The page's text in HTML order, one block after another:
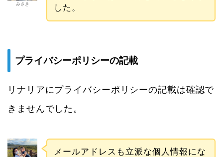
みさき
した。
プライバシーポリシーの記載
リナリアにプライバシーポリシーの記載は確認で
きませんでした。
メールアドレスも立派な個人情報にな